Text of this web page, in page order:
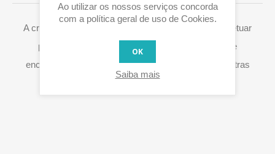
A criação de uma conta Eurox10.com permite-lhe efetuar
pedidos mais rapidamente, aceder ao histórico de
encomendas e processar de forma fácil RMA's e outras
Ao utilizar os nossos serviços concorda
com a política geral de uso de Cookies.
OK
Saiba mais